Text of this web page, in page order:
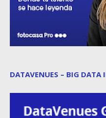
DATAVENUES – BIG DATA